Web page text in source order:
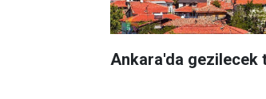
Ankara'da gezilecek